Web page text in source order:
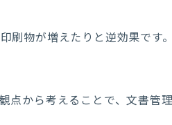
物が増えたりと逆効果です。
点から考えることで、文書管理